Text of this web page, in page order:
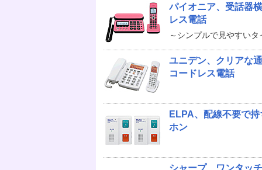
パイオニア、受話器
レス電話
～シンプルで見やすい
ユニデン、クリアな
コードレス電話
ELPA、配線不要で
ホン
シャープ、ワンタッ